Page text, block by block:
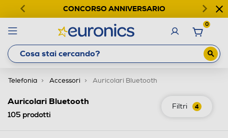
CONCORSO ANNIVERSARIO
0
Telefonia Accessori Auricolari Bluetooth
Filtri 4
Auricolari Bluetooth
105 prodotti